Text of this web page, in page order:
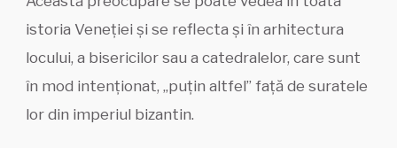
istoria Veneției și se reflecta și în arhitectura
locului, a bisericilor sau a catedralelor, care sunt
în mod intenționat, „puțin altfel” față de suratele
lor din imperiul bizantin.